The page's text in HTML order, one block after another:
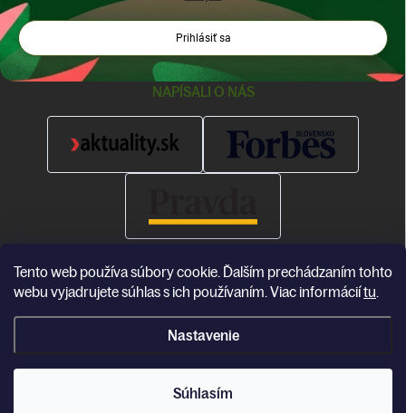
Tento web používa súbory cookie. Ďalším prechádzaním tohto
webu vyjadrujete súhlas s ich používaním. Viac informáciítu.
Nastavenie
Súhlasím
Prihlásiť sa
NAPÍSALI O NÁS
Katea . Všetky práva vyhradené.